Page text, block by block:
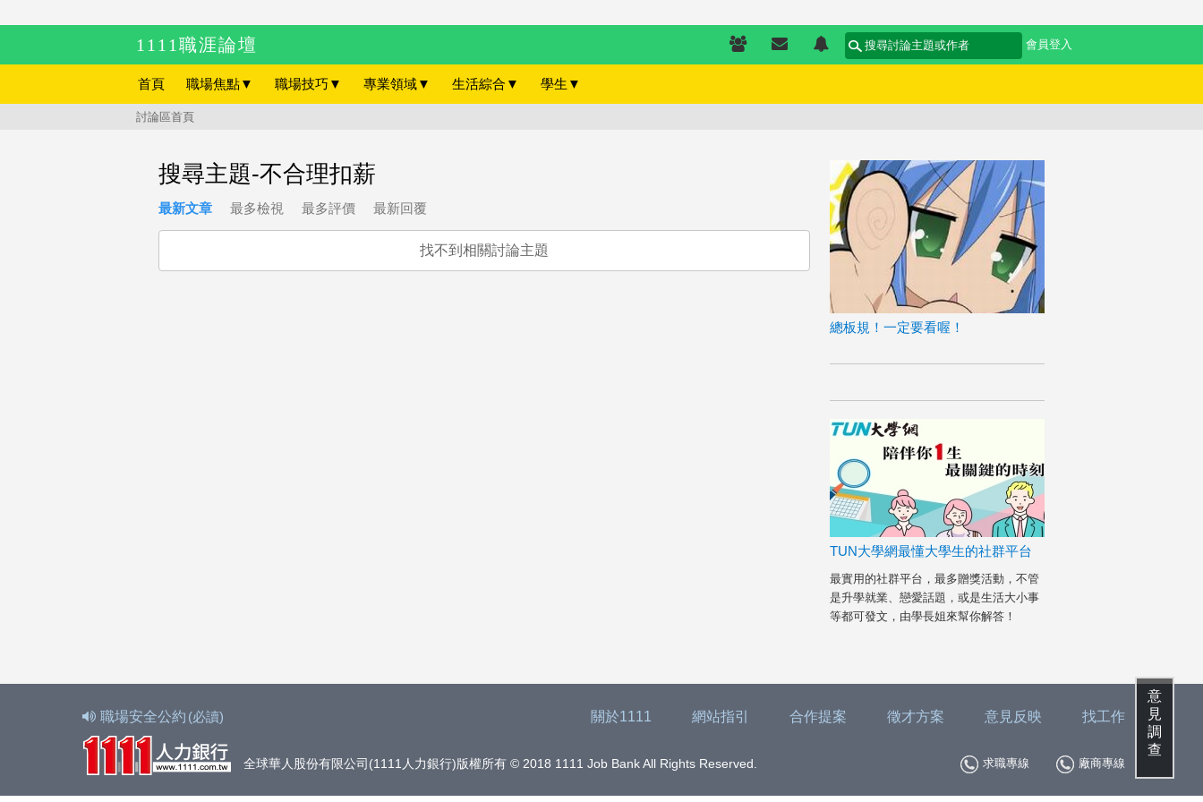
1111職涯論壇 會員登入
首頁 職場焦點▼ 職場技巧 ▼ 專業領域▼ 生活綜合 ▼ 學生 ▼
討論區首頁
意
見
調
查
搜尋主題-不合理扣薪
最新文章 最多檢視 最多評價 最新回覆
找不到相關討論主題
總板規！一定要看喔！
TUN大學網最懂大學生的社群平台
最實用的社群平台，最多贈獎活動，不管
是升學就業、戀愛話題，或是生活大小事
等都可發文，由學長姐來幫你解答！
職場安全公約 (必讀) 關於1111 網站指引 合作提案 徵才方案 意見反映 找工作
全球華人股份有限公司(1111人力銀行)版權所有 © 2018 1111 Job Bank All Rights Reserved. 廠商專線
求職專線